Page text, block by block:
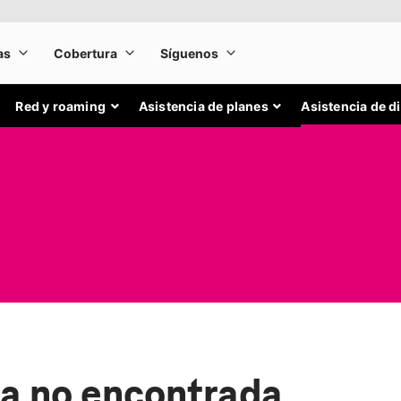
Red y roaming Asistencia de planes Asistencia de